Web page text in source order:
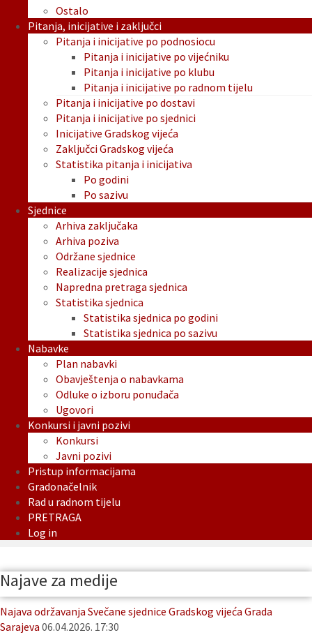
Ostalo
Pitanja, inicijative i zaključci
Pitanja i inicijative po podnosiocu
Pitanja i inicijative po vijećniku
Pitanja i inicijative po klubu
Pitanja i inicijative po radnom tijelu
Pitanja i inicijative po dostavi
Pitanja i inicijative po sjednici
Inicijative Gradskog vijeća
Zaključci Gradskog vijeća
Statistika pitanja i inicijativa
Po godini
Po sazivu
Sjednice
Arhiva zaključaka
Arhiva poziva
Održane sjednice
Realizacije sjednica
Napredna pretraga sjednica
Statistika sjednica
Statistika sjednica po godini
Statistika sjednica po sazivu
Nabavke
Plan nabavki
Obavještenja o nabavkama
Odluke o izboru ponuđača
Ugovori
Konkursi i javni pozivi
Konkursi
Javni pozivi
Pristup informacijama
Gradonačelnik
Rad u radnom tijelu
PRETRAGA
Log in
Najave za medije
Najava održavanja Svečane sjednice Gradskog vijeća Grada
Sarajeva 06.04.2026. 17:30